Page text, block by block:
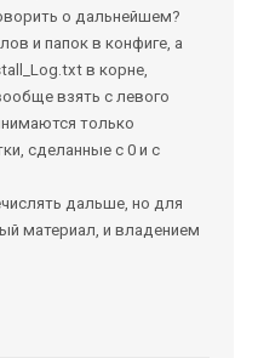
о дальнейшем?
и папок в конфиге, а
в корне,
взять с левого
только
сделанные с 0 и с
дальше, но для
материал, и владением